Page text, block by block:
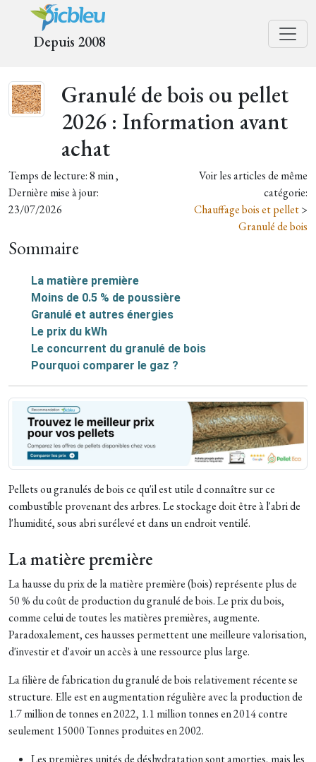
Depuis 2008
Granulé de bois ou pellet
2026 : Information avant
achat
Temps de lecture: 8 min ,
Dernière mise à jour:
23/07/2026
Voir les articles de même
catégorie:
Chauffage bois et pellet>
Granulé de bois
Sommaire
La matière première
Moins de 0.5 % de poussière
Granulé et autres énergies
Le prix du kWh
Le concurrent du granulé de bois
Pourquoi comparer le gaz ?
Pellets ou granulés de bois ce qu'il est utile d connaître sur ce
combustible provenant des arbres. Le stockage doit être à l'abri de
l'humidité, sous abri surélevé et dans un endroit ventilé.
La matière première
La hausse du prix de la matière première (bois) représente plus de
50 % du coût de production du granulé de bois. Le prix du bois,
comme celui de toutes les matières premières, augmente.
Paradoxalement, ces hausses permettent une meilleure valorisation,
d'investir et d'avoir un accès à une ressource plus large.
La filière de fabrication du granulé de bois relativement récente se
structure. Elle est en augmentation régulière avec la production de
1.7 million de tonnes en 2022, 1.1 million tonnes en 2014 contre
seulement 15000 Tonnes produites en 2002.
Les premières unités de déshydratation sont amorties, mais les